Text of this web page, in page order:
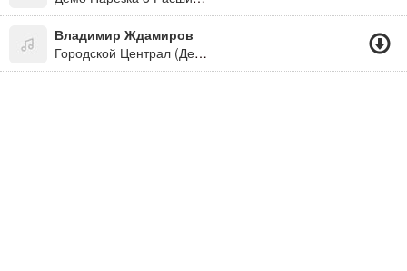
Владимир Ждамиров
Городской Централ (Демо 2017)